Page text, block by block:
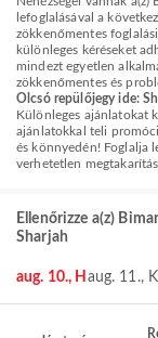
lefoglalásával a
zökkenőmentes
különleges kéréseket
mindezt egyetlen
zökkenőmentes és
Olcsó repülőjegy ide:
Különleges ajánlatokat
ajánlatokkal teli
és könnyedén! Foglalja
verhetetlen
Ellenőrizze a(z)
Sharjah
aug. 10., H aug. 11., K